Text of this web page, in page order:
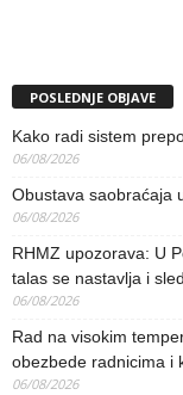
POSLEDNJE OBJAVE
Kako radi sistem
06/08/2026
Obustava saobraćaja
06/08/2026
RHMZ upozorava: U
talas se nastavlja i
06/08/2026
Rad na visokim
obezbede radnicima i
06/08/2026